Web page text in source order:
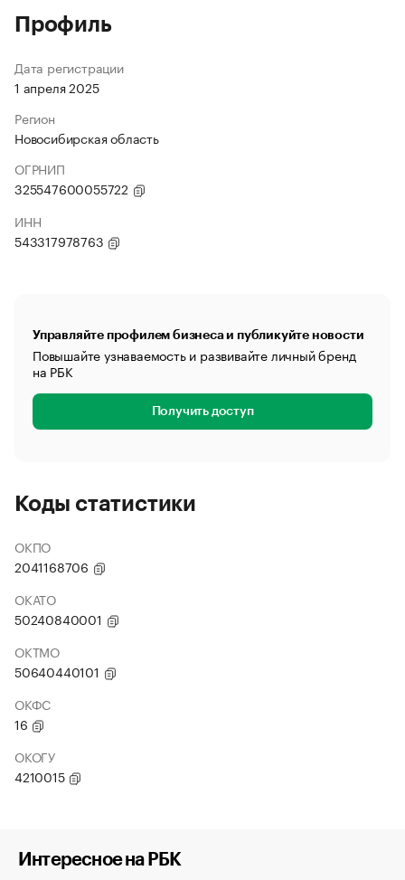
Профиль
Дата регистрации
1 апреля 2025
Регион
Новосибирская область
ОГРНИП
325547600055722
ИНН
543317978763
Управляйте профилем бизнеса и публикуйте новости
Повышайте узнаваемость и развивайте личный бренд
на РБК
Получить доступ
Коды статистики
ОКПО
2041168706
ОКАТО
50240840001
ОКТМО
50640440101
ОКФС
16
ОКОГУ
4210015
Интересное на РБК